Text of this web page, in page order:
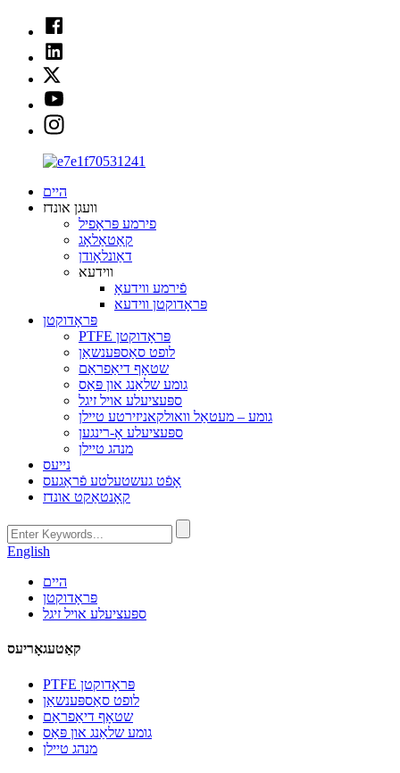
היים
וועגן אונדז
פירמע פּראָפיל
קאַטאַלאָג
דאַונלאָודן
ווידעא
פֿירמע ווידעאָ
פּראָדוקטן ווידעא
פּראָדוקטן
PTFE פּראָדוקטן
לופט סאַספּענשאַן
שטאָף דיאַפראַם
גומע שלאַנג און פּאַס
ספּעציעלע אויל זיגל
גומע – מעטאַל וואולקאניזירטע טיילן
ספּעציעלע אָ-רינגען
מנהג טיילן
נייעס
אָפֿט געשטעלטע פֿראַגעס
קאָנטאַקט אונדז
English
היים
פּראָדוקטן
ספּעציעלע אויל זיגל
קאַטעגאָריעס
PTFE פּראָדוקטן
לופט סאַספּענשאַן
שטאָף דיאַפראַם
גומע שלאַנג און פּאַס
מנהג טיילן